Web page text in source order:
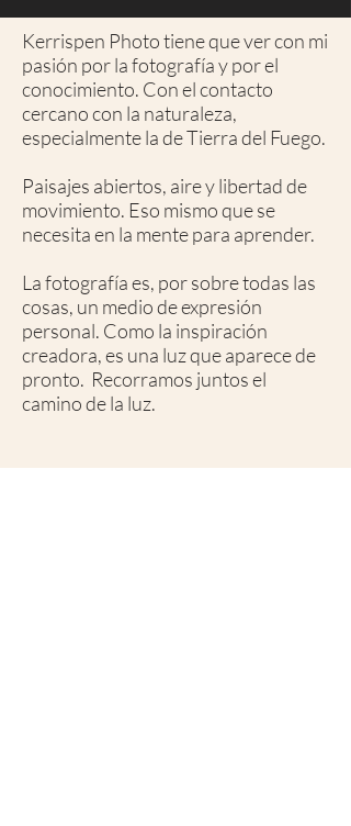
Kerrispen Photo tiene que ver con mi
pasión por la fotografía y por el
conocimiento. Con el contacto
cercano con la naturaleza,
especialmente la de Tierra del Fuego.
Paisajes abiertos, aire y libertad de
movimiento. Eso mismo que se
necesita en la mente para aprender.
La fotografía es, por sobre todas las
cosas, un medio de expresión
personal. Como la inspiración
creadora, es una luz que aparece de
pronto. Recorramos juntos el
camino de la luz.